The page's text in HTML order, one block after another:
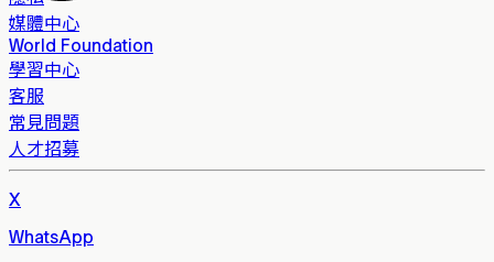
媒體中心
World Foundation
學習中心
客服
常見問題
人才招募
X
WhatsApp